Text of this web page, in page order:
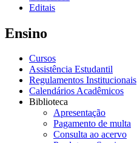
Editais
Ensino
Cursos
Assistência Estudantil
Regulamentos Institucionais
Calendários Acadêmicos
Biblioteca
Apresentação
Pagamento de multa
Consulta ao acervo